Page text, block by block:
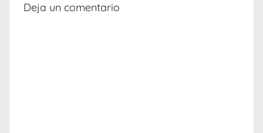
Deja un comentario